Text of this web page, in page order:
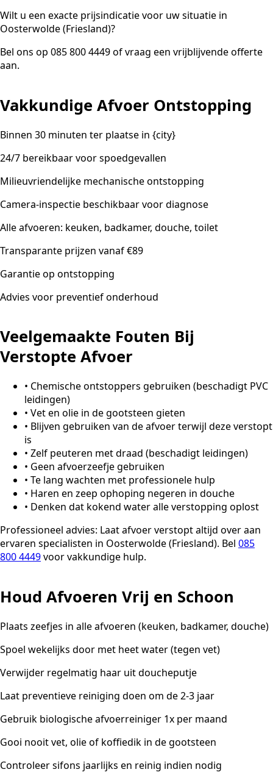
Wilt u een exacte prijsindicatie voor uw situatie in
Oosterwolde (Friesland)?
Bel ons op 085 800 4449 of vraag een vrijblijvende offerte
aan.
Vakkundige Afvoer Ontstopping
Binnen 30 minuten ter plaatse in {city}
24/7 bereikbaar voor spoedgevallen
Milieuvriendelijke mechanische ontstopping
Camera-inspectie beschikbaar voor diagnose
Alle afvoeren: keuken, badkamer, douche, toilet
Transparante prijzen vanaf €89
Garantie op ontstopping
Advies voor preventief onderhoud
Veelgemaakte Fouten Bij
Verstopte Afvoer
• Chemische ontstoppers gebruiken (beschadigt PVC
leidingen)
• Vet en olie in de gootsteen gieten
• Blijven gebruiken van de afvoer terwijl deze verstopt
is
• Zelf peuteren met draad (beschadigt leidingen)
• Geen afvoerzeefje gebruiken
• Te lang wachten met professionele hulp
• Haren en zeep ophoping negeren in douche
• Denken dat kokend water alle verstopping oplost
Professioneel advies: Laat afvoer verstopt altijd over aan
ervaren specialisten in Oosterwolde (Friesland). Bel 085
800 4449voor vakkundige hulp.
Houd Afvoeren Vrij en Schoon
Plaats zeefjes in alle afvoeren (keuken, badkamer, douche)
Spoel wekelijks door met heet water (tegen vet)
Verwijder regelmatig haar uit doucheputje
Laat preventieve reiniging doen om de 2-3 jaar
Gebruik biologische afvoerreiniger 1x per maand
Gooi nooit vet, olie of koffiedik in de gootsteen
Controleer sifons jaarlijks en reinig indien nodig